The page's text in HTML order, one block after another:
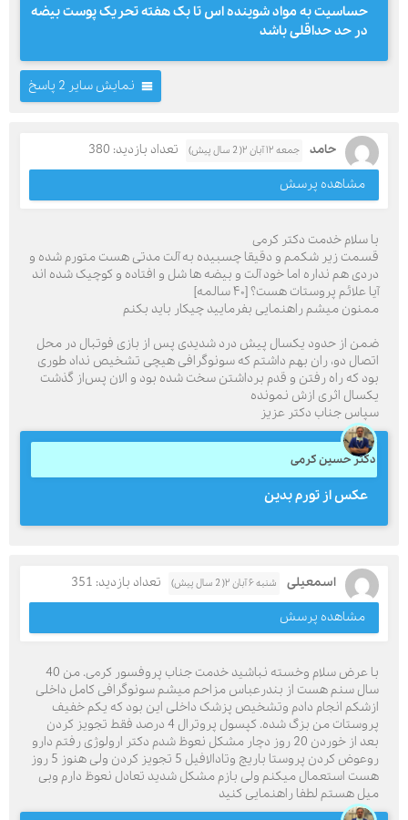
حساسیت به مواد شوینده اس تا بک هفته تحریک پوست بیضه
در حد حداقلی باشد
نمایش سایر 2 پاسخ
حامد جمعه ۱۲ آبان ۲( 2 سال پیش)
تعداد بازدید: 380
مشاهده پرسش
با سلام خدمت دکتر کرمی
قسمت زیر شکمم و دقیقا چسبیده به آلت مدتی هست متورم شده و
دردی هم نداره اما خود آلت و بیضه ها شل و افتاده و کوچیک شده اند
آیا علائم پروستات هست؟ [۴۰ سالمه]
ممنون میشم راهنمایی بفرمایید چیکار باید بکنم
ضمن از حدود یکسال پیش درد شدیدی پس از بازی فوتبال در محل
اتصال دو، ران بهم داشتم که سونوگرافی هیچی تشخیص نداد طوری
بود که راه رفتن و قدم برداشتن سخت شده بود و الان پس‌از گذشت
یکسال اثری ازش نمونده
سپاس جناب دکتر عزیز
دکتر حسین کرمی
عکس از تورم بدین
اسمعیلی شنبه ۶ آبان ۲( 2 سال پیش)
تعداد بازدید: 351
مشاهده پرسش
با عرض سلام وخسته نباشید خدمت جناب پروفسور کرمی. من 40
سال سنم هست از بندرعباس مزاحم میشم سونوگرافی کامل داخلی
ازشکم انجام دادم وتشخیص پزشک داخلی این بود که یکم خفیف
پروستات من بزگ شده. کپسول پروترال 4 درصد فقط تجویز کردن
بعد از خوردن 20 روز دچار مشکل نعوظ شدم دکتر ارولوژی رفتم دارو
روعوض کردن پروستا باریچ وتادالافیل 5 تجویز کردن ولی هنوز 5 روز
هست استعمال میکنم ولی بازم مشکل شدید تعادل نعوظ دارم وبی
میل هستم لطفا راهنمایی کنید